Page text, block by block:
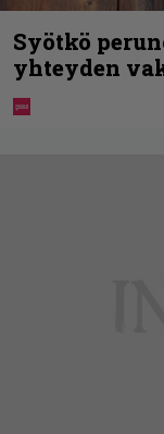
Syötkö
yhteyden